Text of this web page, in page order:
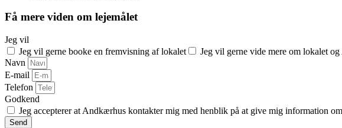
Få mere viden om lejemålet
Jeg vil
Jeg vil gerne booke en fremvisning af lokalet
Jeg vil gerne vide mere om lokalet
Navn
E-mail
Telefon
Godkend
Jeg accepterer at Andkærhus kontakter mig med henblik på at give mig information
Send